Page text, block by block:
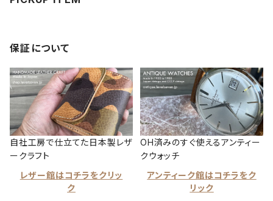
保証について
自社工房で仕立てた日本製レザ
ークラフト
レザー館はコチラをクリッ
ク
OH済みのすぐ使えるアンティー
クウォッチ
アンティーク館はコチラをク
リック